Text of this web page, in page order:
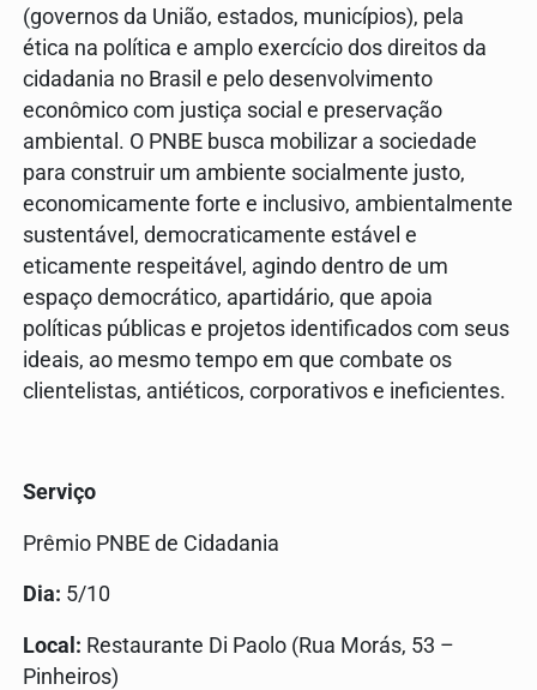
(governos da União, estados, municípios), pela
ética na política e amplo exercício dos direitos da
cidadania no Brasil e pelo desenvolvimento
econômico com justiça social e preservação
ambiental. O PNBE busca mobilizar a sociedade
para construir um ambiente socialmente justo,
economicamente forte e inclusivo, ambientalmente
sustentável, democraticamente estável e
eticamente respeitável, agindo dentro de um
espaço democrático, apartidário, que apoia
políticas públicas e projetos identificados com seus
ideais, ao mesmo tempo em que combate os
clientelistas, antiéticos, corporativos e ineficientes.
Serviço
Prêmio PNBE de Cidadania
Dia: 5/10
Local: Restaurante Di Paolo (Rua Morás, 53 –
Pinheiros)